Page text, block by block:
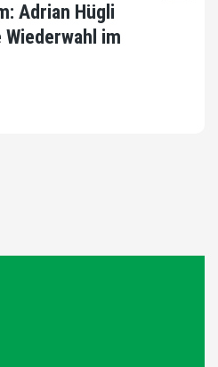
Adrian Hügli
im